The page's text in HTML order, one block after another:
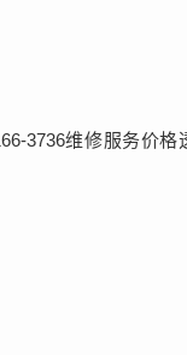
3736维修服务价格